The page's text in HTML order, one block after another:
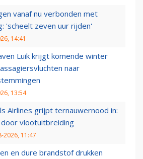
vanaf nu verbonden met
'scheelt zeven uur rijden'
14:41
Luik krijgt komende winter
naar
13:54
Airlines grijpt ternauwernood in:
vlootuitbreiding
2026, 11:47
en dure brandstof drukken